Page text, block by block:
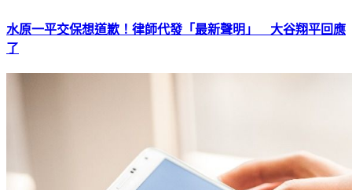
水原一平交保想道歉！律師代發「最新聲明」 大谷翔平回應
了